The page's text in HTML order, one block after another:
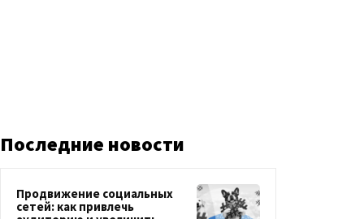
Последние новости
Продвижение социальных
сетей: как привлечь